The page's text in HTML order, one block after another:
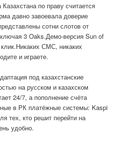
по праву считается
давно завоевала доверие
сотни слотов от
3 Oaks.Демо-версия Sun of
СМС, никаких
и играете.
под казахстанские
на русском и казахском
24/7, а пополнение счёта
в РК платёжные системы: Kaspi
тех, кто решит перейти на
удобно.